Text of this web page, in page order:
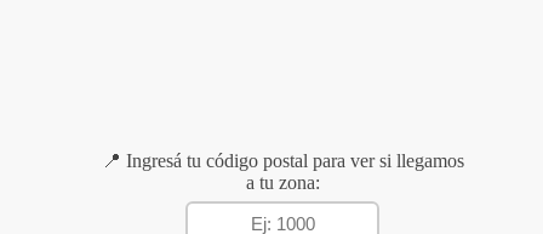
📍 Ingresá tu código postal para ver si llegamos
a tu zona: